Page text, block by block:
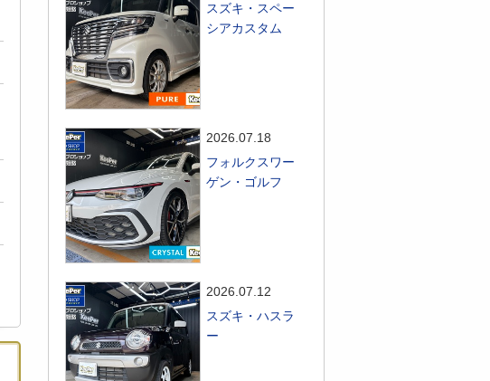
スズキ・スペー
シアカスタム
2026.07.18
フォルクスワー
ゲン・ゴルフ
2026.07.12
スズキ・ハスラ
ー